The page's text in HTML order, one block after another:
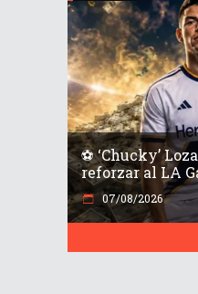
⚽️ ‘Chucky’
reforzar al LA
07/08/2026